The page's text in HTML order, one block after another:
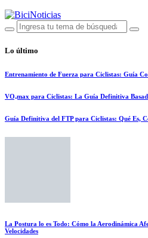
Lo último
Entrenamiento de Fuerza para Ciclistas: Guía
VO₂max para Ciclistas: La Guía Definitiva
Guía Definitiva del FTP para Ciclistas: Qué Es,
La Postura lo es Todo: Cómo la Aerodinámica
Velocidades